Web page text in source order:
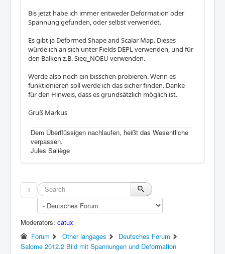
Bis jetzt habe ich immer entweder Deformation oder
Spannung gefunden, oder selbst verwendet.
Es gibt ja Deformed Shape and Scalar Map. Dieses
würde ich an sich unter Fields DEPL verwenden, und für
den Balken z.B. Sieq_NOEU verwenden.
Werde also noch ein bisschen probieren. Wenn es
funktionieren soll werde ich das sicher finden. Danke
für den Hinweis, dass es grundsätzlich möglich ist.
Gruß Markus
Dem Überflüssigen nachlaufen, heißt das Wesentliche
verpassen.
Jules Saliège
1
Moderators: catux
Forum
Other langages
Deutsches Forum
Salome 2012.2 Bild mit Spannungen und Deformation